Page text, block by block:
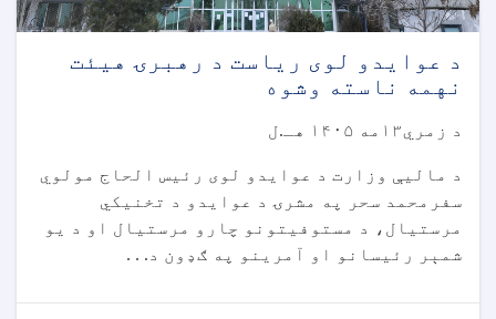
د عوایدو لوی ریاست د رهبرۍ هیئت
نهمه ناسته وشوه
د زمري۱۳مه ۱۴۰۵ هـ.ل
د مالیې وزارت د عوایدو لوی رئیس الحاج مولوي
سفرمحمد سحر په مشرۍ د عوایدو د تخنیکي
مرستیال، د مستوفیتونو چارو مرستیال او د یو
شمېر رئیسانو او آمرینو په ګډون د. . .